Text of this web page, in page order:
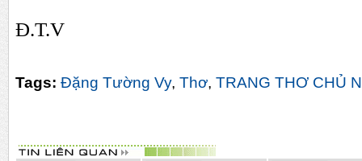
Đ.T.V
Tags: Đặng Tường Vy, Thơ, TRANG THƠ CHỦ